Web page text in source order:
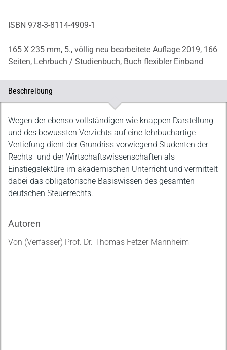
ISBN 978-3-8114-4909-1
165 X 235 mm, 5., völlig neu bearbeitete Auflage 2019, 166
Seiten, Lehrbuch / Studienbuch, Buch flexibler Einband
Beschreibung
Beschreibung
Wegen der ebenso vollständigen wie knappen Darstellung
und des bewussten Verzichts auf eine lehrbuchartige
Vertiefung dient der Grundriss vorwiegend Studenten der
Rechts- und der Wirtschaftswissenschaften als
Einstiegslektüre im akademischen Unterricht und vermittelt
dabei das obligatorische Basiswissen des gesamten
deutschen Steuerrechts.
Autoren
Von (Verfasser) Prof. Dr. Thomas Fetzer Mannheim